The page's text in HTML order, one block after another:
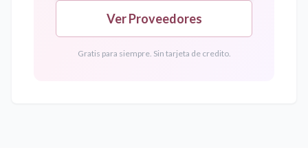
Ver Proveedores
Gratis para siempre. Sin tarjeta de credito.